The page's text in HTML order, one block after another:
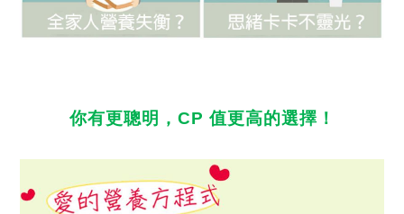
你有更聰明， CP 值更高的選擇！